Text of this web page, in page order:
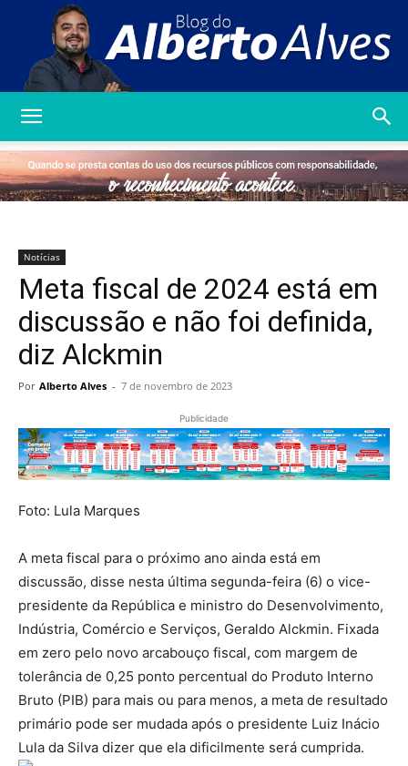
Alberto
Notícias
Meta fiscal de 2024 está em
discussão e não foi definida,
diz Alckmin
Por Alberto Alves - 7 de novembro de 2023
Publicidade
Foto: Lula Marques
A meta fiscal para o próximo ano ainda está em
discussão, disse nesta última segunda-feira (6) o vice-
presidente da República e ministro do Desenvolvimento,
Indústria, Comércio e Serviços, Geraldo Alckmin. Fixada
em zero pelo novo arcabouço fiscal, com margem de
tolerância de 0,25 ponto percentual do Produto Interno
Bruto (PIB) para mais ou para menos, a meta de resultado
primário pode ser mudada após o presidente Luiz Inácio
Lula da Silva dizer que ela dificilmente será cumprida.